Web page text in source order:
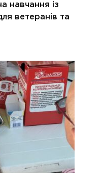
навчання із
ветеранів та